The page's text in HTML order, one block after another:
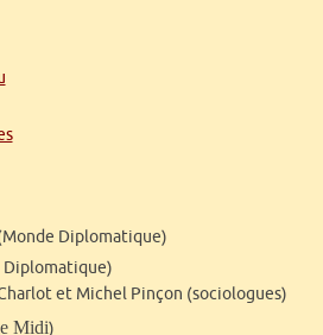
Diplomatique)
Diplomatique)
et Michel Pinçon (sociologues)
Midi)